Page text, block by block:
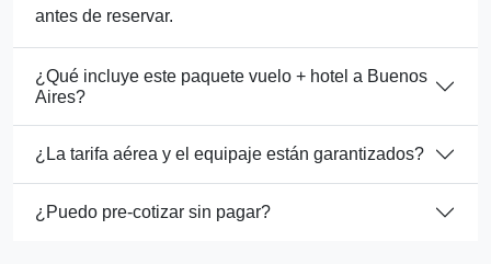
antes de reservar.
¿Qué incluye este paquete vuelo + hotel a Buenos
Aires?
¿La tarifa aérea y el equipaje están garantizados?
¿Puedo pre-cotizar sin pagar?